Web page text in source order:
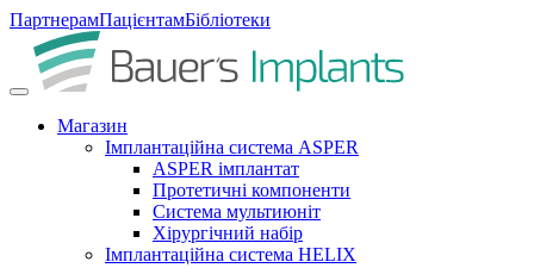
ПартнерамПацієнтамБібліотеки
Магазин
Імплантаційна система ASPER
ASPER імплантат
Протетичні компоненти
Система мультиюніт
Хірургічний набір
Імплантаційна система HELIX